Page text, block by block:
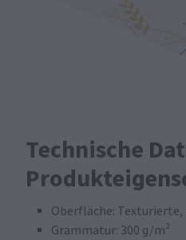
Technische
Oberfläche:
Grammatur: 300 g/m²